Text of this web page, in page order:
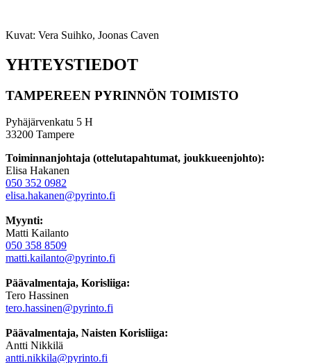
Kuvat: Vera Suihko, Joonas Caven
YHTEYSTIEDOT
TAMPEREEN PYRINNÖN TOIMISTO
Pyhäjärvenkatu 5 H
33200 Tampere
Toiminnanjohtaja (ottelutapahtumat, joukkueenjohto):
Elisa Hakanen
050 352 0982
elisa.hakanen@pyrinto.fi
Myynti:
Matti Kailanto
050 358 8509
matti.kailanto@pyrinto.fi
Päävalmentaja, Korisliiga:
Tero Hassinen
tero.hassinen@pyrinto.fi
Päävalmentaja, Naisten Korisliiga:
Antti Nikkilä
antti.nikkila@pyrinto.fi